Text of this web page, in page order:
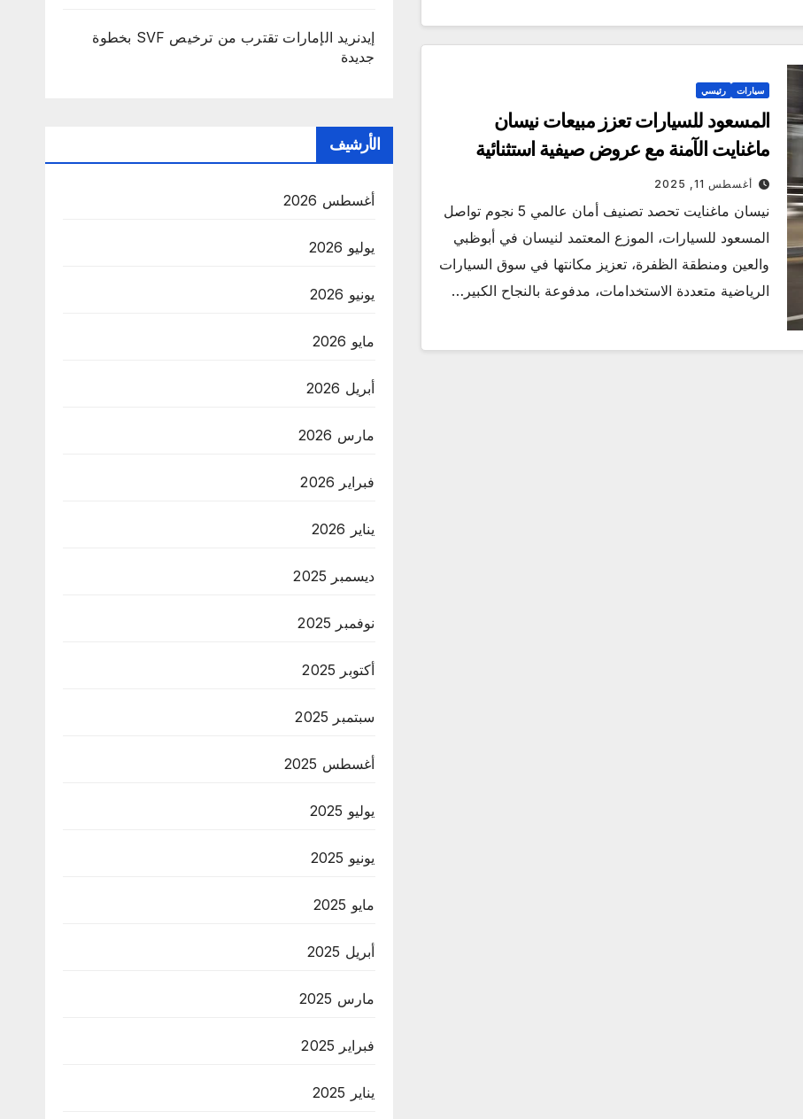
سيارات رئيسي
المسعود للسيارات تعزز مبيعات نيسان
ماغنايت الآمنة مع عروض صيفية استثنائية
أغسطس 11, 2025
نيسان ماغنايت تحصد تصنيف أمان عالمي 5 نجوم تواصل
المسعود للسيارات، الموزع المعتمد لنيسان في أبوظبي
والعين ومنطقة الظفرة، تعزيز مكانتها في سوق السيارات
الرياضية متعددة الاستخدامات، مدفوعة بالنجاح الكبير…
إيدنريد الإمارات تقترب من ترخيص SVF بخطوة
جديدة
الأرشيف
أغسطس 2026
يوليو 2026
يونيو 2026
مايو 2026
أبريل 2026
مارس 2026
فبراير 2026
يناير 2026
ديسمبر 2025
نوفمبر 2025
أكتوبر 2025
سبتمبر 2025
أغسطس 2025
يوليو 2025
يونيو 2025
مايو 2025
أبريل 2025
مارس 2025
فبراير 2025
يناير 2025